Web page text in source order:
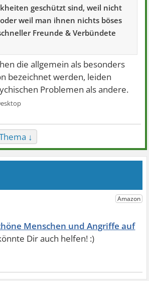
geschützt sind, weil nicht
weil man ihnen nichts böses
Freunde & Verbündete
die allgemein als besonders
bezeichnet werden, leiden
Problemen als andere.
↓
Menschen und Angriffe auf